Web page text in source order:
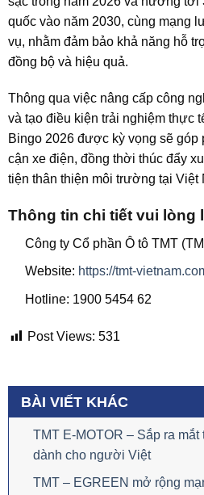
quốc vào năm 2030, cùng mạng
vụ, nhằm đảm bảo khả năng hỗ
đồng bộ và hiệu quả.
Thông qua việc nâng cấp công
và tạo điều kiện trải nghiệm thực
Bingo 2026 được kỳ vọng sẽ
cận xe điện, đồng thời thúc đẩy
tiện thân thiện môi trường tại Việt
Thông tin chi tiết vui lòng
Công ty Cổ phần Ô tô TMT
Website: https://tmt-
Hotline: 1900 5454 62
Post Views: 531
BÀI VIẾT KHÁC
TMT E-MOTOR – Sắp ra
dành cho người Việt
TMT – EGREEN mở rộng